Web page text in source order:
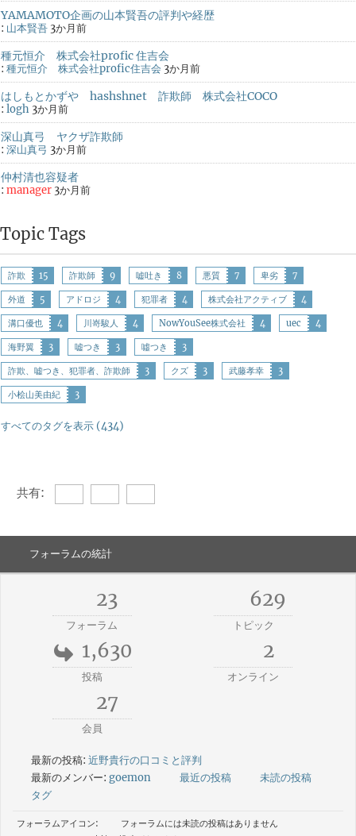
YAMAMOTO企画の山本賢吾の評判や経歴
: 山本賢吾 3か月前
種元恒介 株式会社profic 住吉会
: 種元恒介 株式会社profic住吉会 3か月前
はしもとかずや hashshnet 詐欺師 株式会社COCO
: logh 3か月前
深山真弓 ヤクザ詐欺師
: 深山真弓 3か月前
仲村清也容疑者
: manager 3か月前
Topic Tags
詐欺 15 詐欺師 9 嘘吐き 8 悪質 7 卑劣 7
外道 5 アドロジ 4 犯罪者 4 株式会社アクティブ 4
溝口優也 4 川嵜駿人 4 NowYouSee株式会社 4 uec 4
海野翼 3 嘘つき 3 噓つき 3
詐欺、嘘つき、犯罪者、詐欺師 3 クズ 3 武藤孝幸 3
小桧山美由紀 3
すべてのタグを表示 (434)
共有:
フォーラムの統計
23
フォーラム
629
トピック
1,630
投稿
2
オンライン
27
会員
最新の投稿: 近野貴行の口コミと評判
最新のメンバー: goemon 最近の投稿
未読の投稿
タグ
フォーラムアイコン:
フォーラムには未読の投稿はありません